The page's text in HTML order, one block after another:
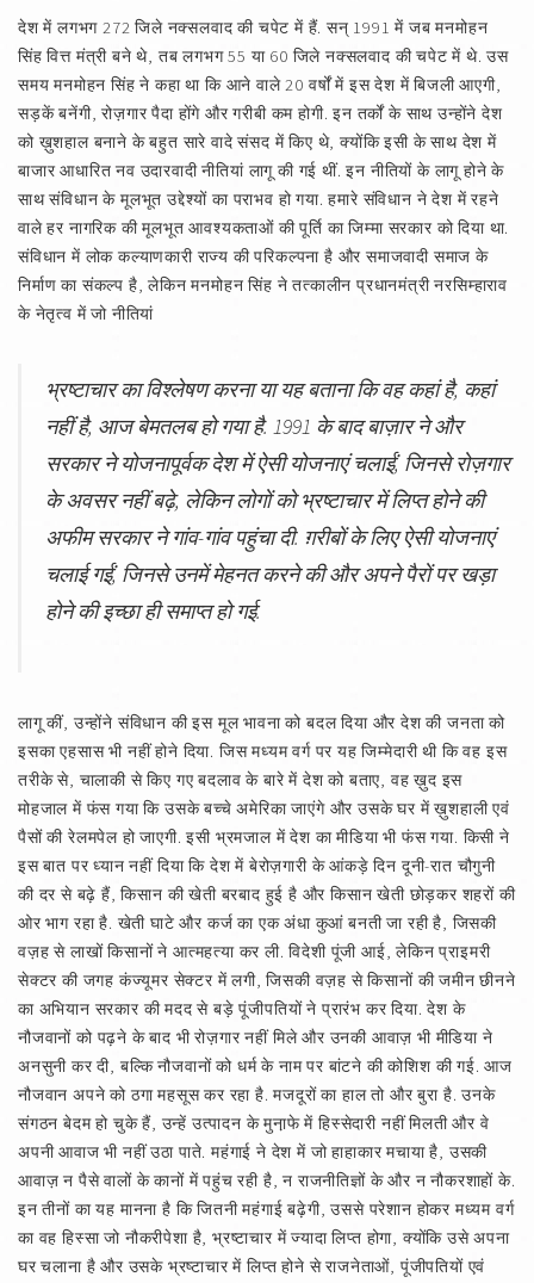
देश में लगभग 272 जिले नक्सलवाद की चपेट में हैं. सन् 1991 में जब मनमोहन
सिंह वित्त मंत्री बने थे, तब लगभग 55 या 60 जिले नक्सलवाद की चपेट में थे. उस
समय मनमोहन सिंह ने कहा था कि आने वाले 20 वर्षों में इस देश में बिजली आएगी,
सड़कें बनेंगी, रोज़गार पैदा होंगे और गरीबी कम होगी. इन तर्कों के साथ उन्होंने देश
को ख़ुशहाल बनाने के बहुत सारे वादे संसद में किए थे, क्योंकि इसी के साथ देश में
बाजार आधारित नव उदारवादी नीतियां लागू की गई थीं. इन नीतियों के लागू होने के
साथ संविधान के मूलभूत उद्देश्यों का पराभव हो गया. हमारे संविधान ने देश में रहने
वाले हर नागरिक की मूलभूत आवश्यकताओं की पूर्ति का जिम्मा सरकार को दिया था.
संविधान में लोक कल्याणकारी राज्य की परिकल्पना है और समाजवादी समाज के
निर्माण का संकल्प है, लेकिन मनमोहन सिंह ने तत्कालीन प्रधानमंत्री नरसिम्हाराव
के नेतृत्व में जो नीतियां
भ्रष्टाचार का विश्‍लेषण करना या यह बताना कि वह कहां है, कहां
नहीं है, आज बेमतलब हो गया है. 1991 के बाद बाज़ार ने और
सरकार ने योजनापूर्वक देश में ऐसी योजनाएं चलाईं, जिनसे रोज़गार
के अवसर नहीं बढ़े, लेकिन लोगों को भ्रष्टाचार में लिप्त होने की
अफीम सरकार ने गांव-गांव पहुंचा दी. ग़रीबों के लिए ऐसी योजनाएं
चलाई गईं, जिनसे उनमें मेहनत करने की और अपने पैरों पर खड़ा
होने की इच्छा ही समाप्त हो गई.
लागू कीं, उन्होंने संविधान की इस मूल भावना को बदल दिया और देश की जनता को
इसका एहसास भी नहीं होने दिया. जिस मध्यम वर्ग पर यह जिम्मेदारी थी कि वह इस
तरीके से, चालाकी से किए गए बदलाव के बारे में देश को बताए, वह ख़ुद इस
मोहजाल में फंस गया कि उसके बच्चे अमेरिका जाएंगे और उसके घर में ख़ुशहाली एवं
पैसों की रेलमपेल हो जाएगी. इसी भ्रमजाल में देश का मीडिया भी फंस गया. किसी ने
इस बात पर ध्यान नहीं दिया कि देश में बेरोज़गारी के आंकड़े दिन दूनी-रात चौगुनी
की दर से बढ़े हैं, किसान की खेती बरबाद हुई है और किसान खेती छोड़कर शहरों की
ओर भाग रहा है. खेती घाटे और कर्ज का एक अंधा कुआं बनती जा रही है, जिसकी
वज़ह से लाखों किसानों ने आत्महत्या कर ली. विदेशी पूंजी आई, लेकिन प्राइमरी
सेक्टर की जगह कंज्यूमर सेक्टर में लगी, जिसकी वज़ह से किसानों की जमीन छीनने
का अभियान सरकार की मदद से बड़े पूंजीपतियों ने प्रारंभ कर दिया. देश के
नौजवानों को पढ़ने के बाद भी रोज़गार नहीं मिले और उनकी आवाज़ भी मीडिया ने
अनसुनी कर दी, बल्कि नौजवानों को धर्म के नाम पर बांटने की कोशिश की गई. आज
नौजवान अपने को ठगा महसूस कर रहा है. मजदूरों का हाल तो और बुरा है. उनके
संगठन बेदम हो चुके हैं, उन्हें उत्पादन के मुना़फे में हिस्सेदारी नहीं मिलती और वे
अपनी आवाज भी नहीं उठा पाते. महंगाई ने देश में जो हाहाकार मचाया है, उसकी
आवाज़ न पैसे वालों के कानों में पहुंच रही है, न राजनीतिज्ञों के और न नौकरशाहों के.
इन तीनों का यह मानना है कि जितनी महंगाई बढ़ेगी, उससे परेशान होकर मध्यम वर्ग
का वह हिस्सा जो नौकरीपेशा है, भ्रष्टाचार में ज्यादा लिप्त होगा, क्योंकि उसे अपना
घर चलाना है और उसके भ्रष्टाचार में लिप्त होने से राजनेताओं, पूंजीपतियों एवं